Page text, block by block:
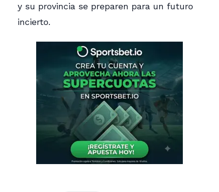
y su provincia se preparen para un futuro
incierto.